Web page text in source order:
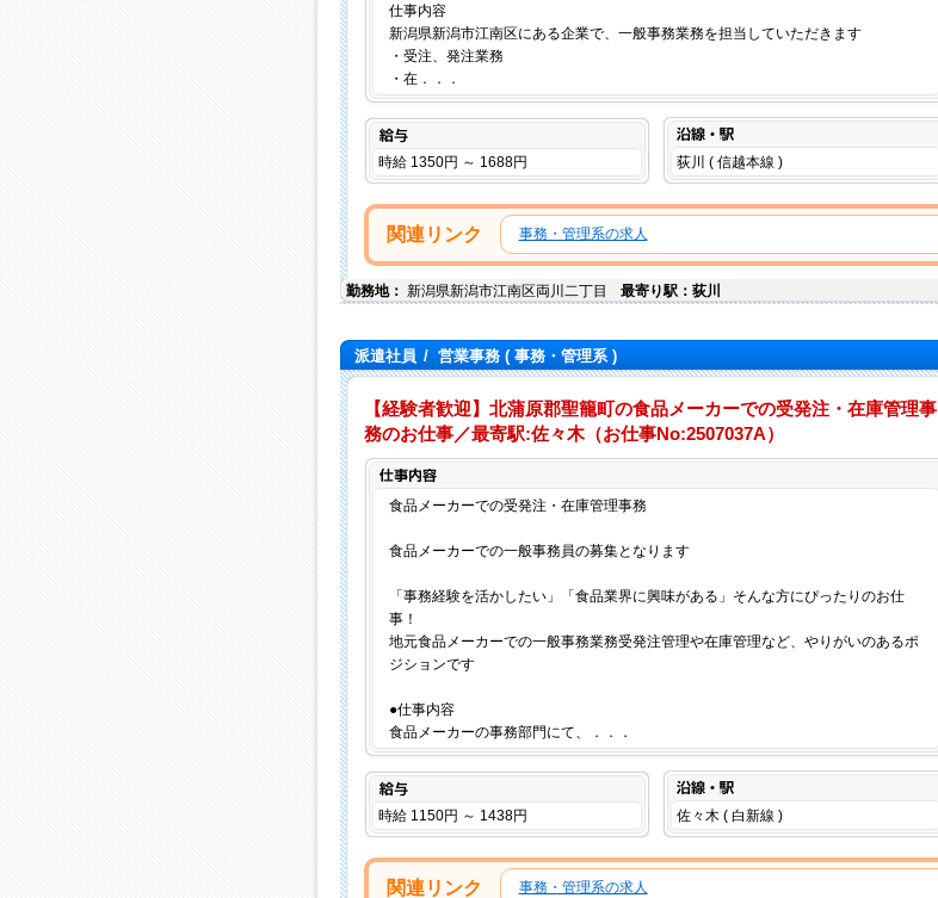
仕事内容
新潟県新潟市江南区にある企業で、一般事務業務を担当していただきます
・受注、発注業務
・在．．．
給与
時給 1350円 ～ 1688円 荻川 ( 信越本線 )
関連リンク 事務・管理系の求人
勤務地： 新潟県新潟市江南区両川二丁目 最寄り駅：荻川
派遣社員 / 営業事務( 事務・管理系 )
【経験者歓迎】北蒲原郡聖籠町の食品メーカーでの受発注・在庫管理事
務のお仕事／最寄駅:佐々木（お仕事No:2507037A）
食品メーカーでの受発注・在庫管理事務
食品メーカーでの一般事務員の募集となります
「事務経験を活かしたい」「食品業界に興味がある」そんな方にぴったりのお仕
事！
地元食品メーカーでの一般事務業務受発注管理や在庫管理など、やりがいのあるポ
ジションです
●仕事内容
食品メーカーの事務部門にて、．．．
給与
時給 1150円 ～ 1438円 佐々木 ( 白新線 )
関連リンク 事務・管理系の求人